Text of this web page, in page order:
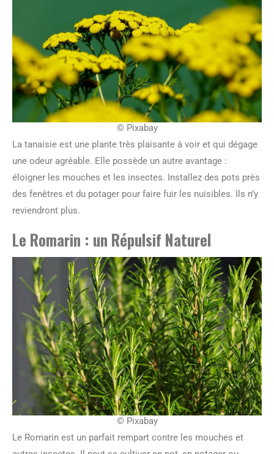
© Pixabay
La tanaisie est une plante très plaisante à voir et qui dégage
une odeur agréable. Elle possède un autre avantage :
éloigner les mouches et les insectes. Installez des pots près
des fenêtres et du potager pour faire fuir les nuisibles. Ils n’y
reviendront plus.
Le Romarin : un Répulsif Naturel
© Pixabay
Le Romarin est un parfait rempart contre les mouches et